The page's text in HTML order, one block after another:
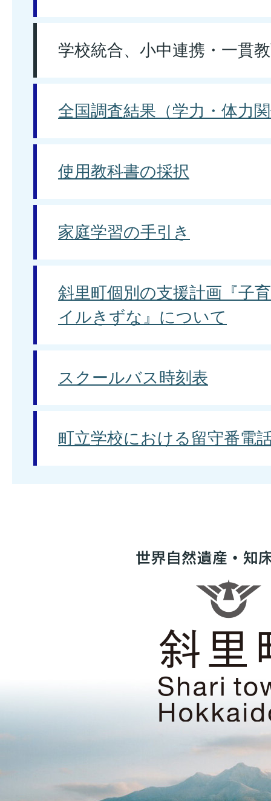
学校統合、小中連携・一貫
全国調査結果（学力・体力
使用教科書の採択
家庭学習の手引き
斜里町個別の支援計画『子
イルきずな』について
スクールバス時刻表
町立学校における留守番電
世
産・
ま